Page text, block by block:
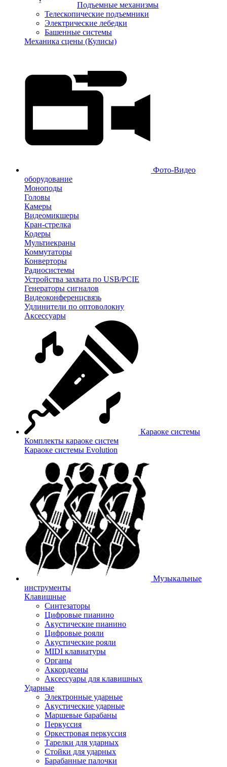
Подъемные механизмы
Телескопические подъемники
Электрические лебедки
Башенные системы
Механика сцены (Кулисы)
Фото-Видео
оборудование
Моноподы
Головы
Камеры
Видеомикшеры
Кран-стрелка
Кодеры
Мультиекраны
Коммутаторы
Конверторы
Радиосистемы
Устройства захвата по USB/PCIE
Генераторы сигналов
Видеоконференцсвязь
Удлинители по оптоволокну
Аксессуары
Караоке системы
Комплекты караоке систем
Караоке системы Evolution
Музыкальные
инструменты
Клавишные
Синтезаторы
Цифровые пианино
Акустические пианино
Цифровые рояли
Акустические рояли
MIDI клавиатуры
Органы
Аккордеоны
Аксессуары для клавишных
Ударные
Электронные ударные
Акустические ударные
Маршевые барабаны
Перкуссия
Оркестровая перкуссия
Тарелки для ударных
Стойки для ударных
Барабанные палочки